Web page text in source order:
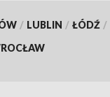
/ LUBLIN / ŁÓDŹ /